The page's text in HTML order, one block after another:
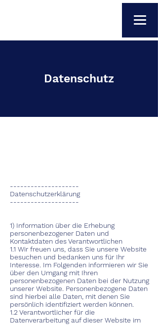
Datenschutz
--------------------
Datenschutzerklärung
--------------------
1) Information über die Erhebung
personenbezogener Daten und
Kontaktdaten des Verantwortlichen
1.1 Wir freuen uns, dass Sie unsere Website
besuchen und bedanken uns für Ihr
Interesse. Im Folgenden informieren wir Sie
über den Umgang mit Ihren
personenbezogenen Daten bei der Nutzung
unserer Website. Personenbezogene Daten
sind hierbei alle Daten, mit denen Sie
persönlich identifiziert werden können.
1.2 Verantwortlicher für die
Datenverarbeitung auf dieser Website im